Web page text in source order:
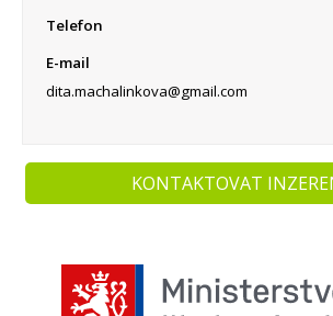
Telefon
E-mail
dita.machalinkova@gmail.com
KONTAKTOVAT